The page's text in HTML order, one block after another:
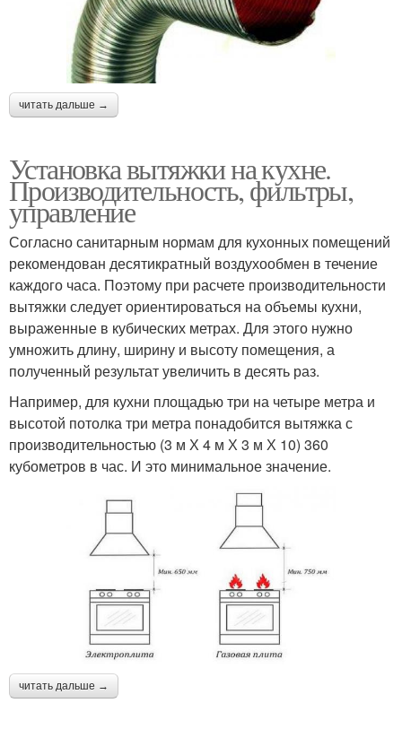
читать дальше →
Установка вытяжки на кухне.
Производительность, фильтры,
управление
Согласно санитарным нормам для кухонных помещений
рекомендован десятикратный воздухообмен в течение
каждого часа. Поэтому при расчете производительности
вытяжки следует ориентироваться на объемы кухни,
выраженные в кубических метрах. Для этого нужно
умножить длину, ширину и высоту помещения, а
полученный результат увеличить в десять раз.
Например, для кухни площадью три на четыре метра и
высотой потолка три метра понадобится вытяжка с
производительностью (3 м Х 4 м Х 3 м Х 10) 360
кубометров в час. И это минимальное значение.
читать дальше →